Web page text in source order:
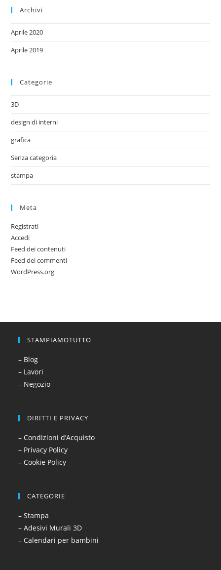
Archivi
Aprile 2020
Aprile 2019
Categorie
3D
design di interni
grafica
Senza categoria
stampa
Meta
Registrati
Accedi
Feed dei contenuti
Feed dei commenti
WordPress.org
STAMPIAMOTUTTO
– Blog
– Lavori
– Negozio
DIRITTI E PRIVACY
– Condizioni d’Acquisto
– Privacy Policy
– Cookie Policy
CATEGORIE
– Stampa
– Adesivi Murali 3D
– Calendari per bambini